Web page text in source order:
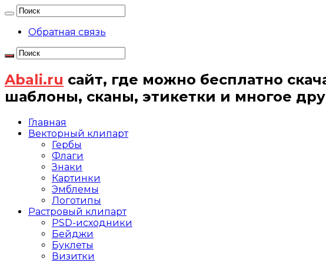
Обратная связь
Abali.ru сайт, где можно бесплатно
шаблоны, сканы, этикетки и многое
Главная
Векторный клипарт
Гербы
Флаги
Знаки
Картинки
Эмблемы
Логотипы
Растровый клипарт
PSD-исходники
Бейджи
Буклеты
Визитки